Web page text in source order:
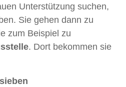
Unterstützung suchen,
Sie gehen dann zu
zum Beispiel zu
. Dort bekommen sie
sieben